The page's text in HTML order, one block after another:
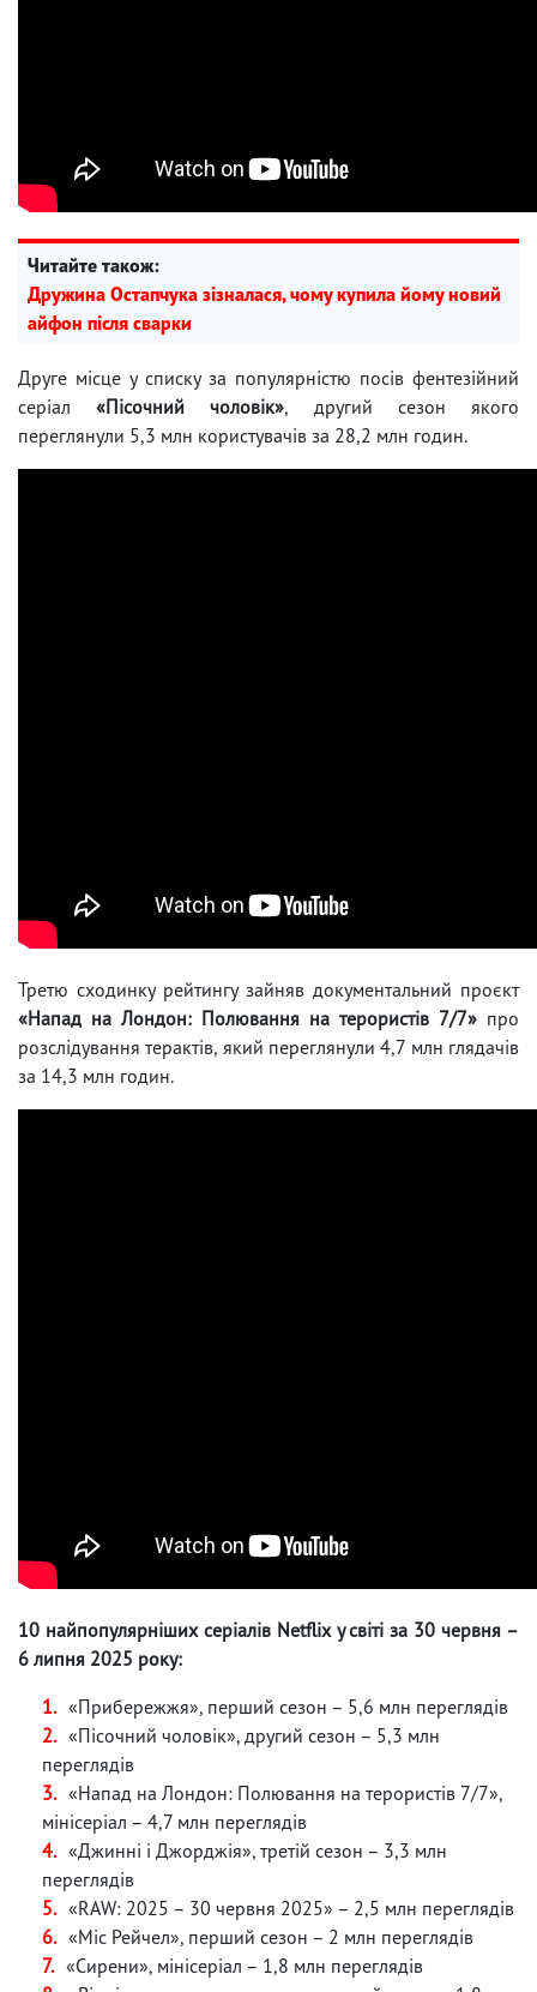
Читайте також:
Дружина Остапчука зізналася, чому купила йому новий
айфон після сварки
Друге місце у списку за популярністю посів фентезійний
серіал«Пісочний чоловік», другий сезон якого
переглянули 5,3 млн користувачів за 28,2 млн годин.
Третю сходинку рейтингу зайняв документальний проєкт
«Напад на Лондон: Полювання на терористів 7/7» про
розслідування терактів, який переглянули 4,7 млн глядачів
за 14,3 млн годин.
10 найпопулярніших серіалів Netflix у світі за 30 червня –
6 липня 2025 року:
«Прибережжя», перший сезон – 5,6 млн переглядів
«Пісочний чоловік», другий сезон – 5,3 млн
переглядів
«Напад на Лондон: Полювання на терористів 7/7»,
мінісеріал – 4,7 млн переглядів
«Джинні і Джорджія», третій сезон – 3,3 млн
переглядів
«RAW: 2025 – 30 червня 2025» – 2,5 млн переглядів
«Міс Рейчел», перший сезон – 2 млн переглядів
«Сирени», мінісеріал – 1,8 млн переглядів